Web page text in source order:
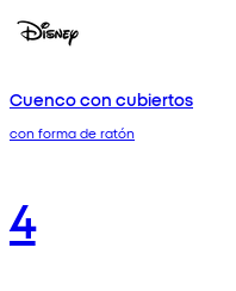
Cuenco con cubiertos
con forma de ratón
4